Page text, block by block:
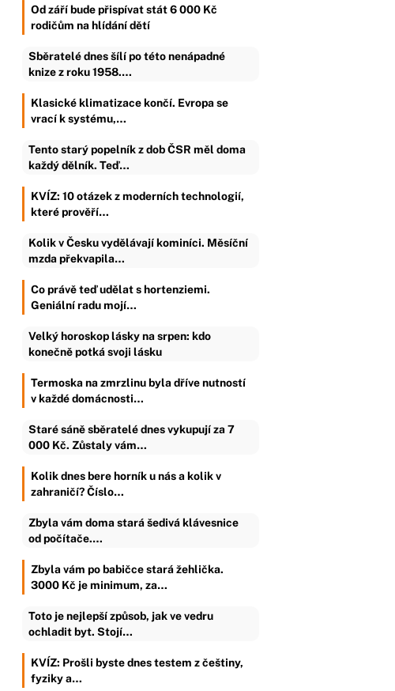
Od září bude přispívat stát 6 000 Kč
rodičům na hlídání dětí
Sběratelé dnes šílí po této nenápadné
knize z roku 1958.…
Klasické klimatizace končí. Evropa se
vrací k systému,…
Tento starý popelník z dob ČSR měl doma
každý dělník. Teď…
KVÍZ: 10 otázek z moderních technologií,
které prověří…
Kolik v Česku vydělávají kominíci. Měsíční
mzda překvapila…
Co právě teď udělat s hortenziemi.
Geniální radu mojí…
Velký horoskop lásky na srpen: kdo
konečně potká svoji lásku
Termoska na zmrzlinu byla dříve nutností
v každé domácnosti…
Staré sáně sběratelé dnes vykupují za 7
000 Kč. Zůstaly vám…
Kolik dnes bere horník u nás a kolik v
zahraničí? Číslo…
Zbyla vám doma stará šedivá klávesnice
od počítače.…
Zbyla vám po babičce stará žehlička.
3000 Kč je minimum, za…
Toto je nejlepší způsob, jak ve vedru
ochladit byt. Stojí…
KVÍZ: Prošli byste dnes testem z češtiny,
fyziky a…